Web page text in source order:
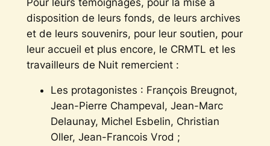
disposition de leurs fonds, de leurs archives
et de leurs souvenirs, pour leur soutien, pour
leur accueil et plus encore, le CRMTL et les
travailleurs de Nuit remercient :
Les protagonistes : François Breugnot,
Jean-Pierre Champeval, Jean-Marc
Delaunay, Michel Esbelin, Christian
Oller, Jean-Francois Vrod ;